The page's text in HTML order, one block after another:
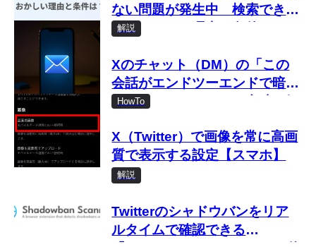
ない問題が発生中 検索できな
い・おかしい理由と条件は？
解説
Xのチャット（DM）の「この
会話がエンドツーエンドで暗号
化されました」とは？意味を解
HowTo
X（Twitter）で画像を常に高画
質で表示する設定【スマホ】
解説
Twitterのシャドウバンをリア
ルタイムで確認できる